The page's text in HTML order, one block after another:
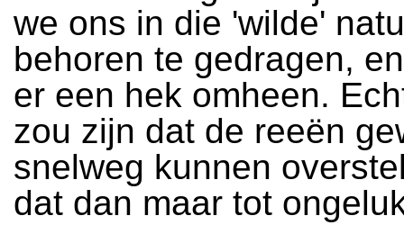
we ons in die 'wilde'
behoren te gedragen,
er een hek omheen.
zou zijn dat de reeën
snelweg kunnen
dat dan maar tot